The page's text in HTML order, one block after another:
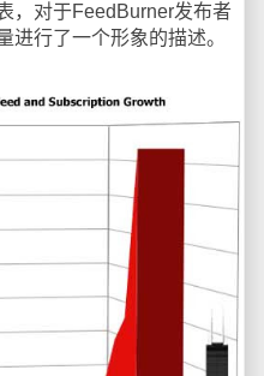
，对于FeedBurner发布者
进行了一个形象的描述。